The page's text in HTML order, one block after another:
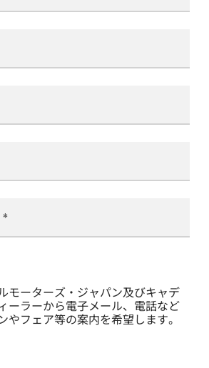
モーターズ・ジャパン及びキャデ
ーラーから電子メール、電話など
やフェア等の案内を希望します。